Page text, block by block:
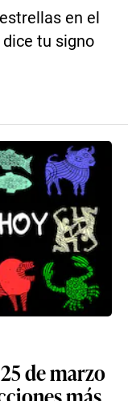
en el
dice tu signo
de marzo